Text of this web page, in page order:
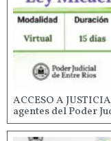
ACCESO A
agentes del Poder